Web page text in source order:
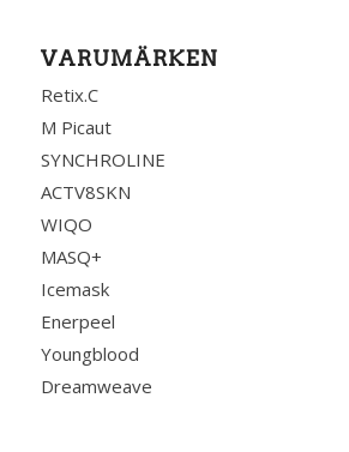
VARUMÄRKEN
Retix.C
M Picaut
SYNCHROLINE
ACTV8SKN
WIQO
MASQ+
Icemask
Enerpeel
Youngblood
Dreamweave